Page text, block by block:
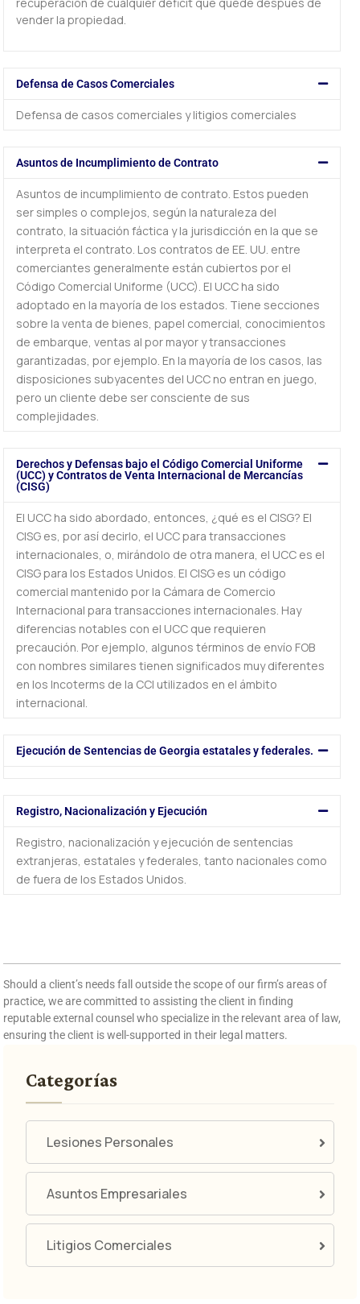
vender la propiedad.
Defensa de Casos Comerciales
Defensa de casos comerciales y litigios comerciales
Asuntos de Incumplimiento de Contrato
Asuntos de incumplimiento de contrato. Estos pueden
ser simples o complejos, según la naturaleza del
contrato, la situación fáctica y la jurisdicción en la que se
interpreta el contrato. Los contratos de EE. UU. entre
comerciantes generalmente están cubiertos por el
Código Comercial Uniforme (UCC). El UCC ha sido
adoptado en la mayoría de los estados. Tiene secciones
sobre la venta de bienes, papel comercial, conocimientos
de embarque, ventas al por mayor y transacciones
garantizadas, por ejemplo. En la mayoría de los casos, las
disposiciones subyacentes del UCC no entran en juego,
pero un cliente debe ser consciente de sus
complejidades.
Derechos y Defensas bajo el Código Comercial Uniforme
(UCC) y Contratos de Venta Internacional de Mercancías
(CISG)
El UCC ha sido abordado, entonces, ¿qué es el CISG? El
CISG es, por así decirlo, el UCC para transacciones
internacionales, o, mirándolo de otra manera, el UCC es el
CISG para los Estados Unidos. El CISG es un código
comercial mantenido por la Cámara de Comercio
Internacional para transacciones internacionales. Hay
diferencias notables con el UCC que requieren
precaución. Por ejemplo, algunos términos de envío FOB
con nombres similares tienen significados muy diferentes
en los Incoterms de la CCI utilizados en el ámbito
internacional.
Ejecución de Sentencias de Georgia estatales y federales.
Registro, Nacionalización y Ejecución
Registro, nacionalización y ejecución de sentencias
extranjeras, estatales y federales, tanto nacionales como
de fuera de los Estados Unidos.
Should a client’s needs fall outside the scope of our firm’s areas of
practice, we are committed to assisting the client in finding
reputable external counsel who specialize in the relevant area of law,
ensuring the client is well-supported in their legal matters.
Categorías
Lesiones Personales
Asuntos Empresariales
Litigios Comerciales